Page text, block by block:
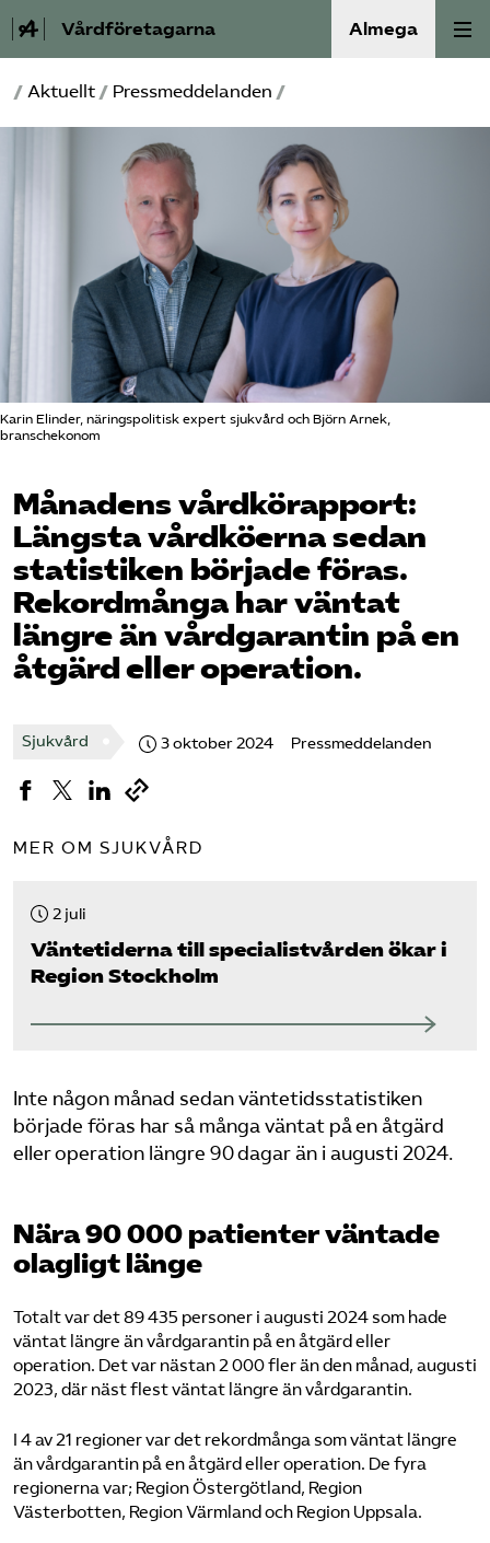
Vårdföretagarna Almega
Välfärdskriminalitet
Valmanifest
Medlemskap
Aktiviteter
Våra frågor
Om oss
Pressrum
Mina sidor
Privat Vårdfakta
Press
In English
/ Aktuellt / Pressmeddelanden /
Karin Elinder, näringspolitisk expert sjukvård och Björn Arnek,
branschekonom
Månadens vårdkö­rapport:
Längsta vårdköerna sedan
statistiken började föras.
Rekordmånga har väntat
längre än vårdgarantin på en
åtgärd eller operation.
Sjukvård 3 oktober 2024 Pressmeddelanden
MER OM SJUKVÅRD
2 juli
Väntetiderna till specialistvården ökar i
Region Stockholm
Inte någon månad sedan väntetidsstatistiken
började föras har så många väntat på en åtgärd
eller operation längre 90 dagar än i augusti 2024.
Nära 90 000 patienter väntade
olagligt länge
Totalt var det 89 435 personer i augusti 2024 som hade
väntat längre än vårdgarantin på en åtgärd eller
operation. Det var nästan 2 000 fler än den månad, augusti
2023, där näst flest väntat längre än vårdgarantin.
I 4 av 21 regioner var det rekordmånga som väntat längre
än vårdgarantin på en åtgärd eller operation. De fyra
regionerna var; Region Östergötland, Region
Västerbotten, Region Värmland och Region Uppsala.